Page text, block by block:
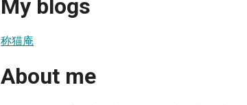
My blogs
称猫庵
About me